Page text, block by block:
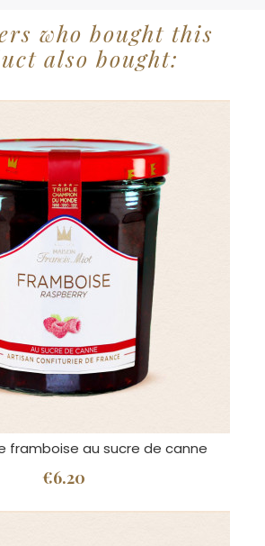
who bought this
also bought:
framboise au sucre de canne
€6.20